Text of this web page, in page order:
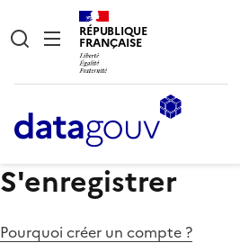
RÉPUBLIQUE
FRANÇAISE
S'enregistrer
Pourquoi créer un compte ?